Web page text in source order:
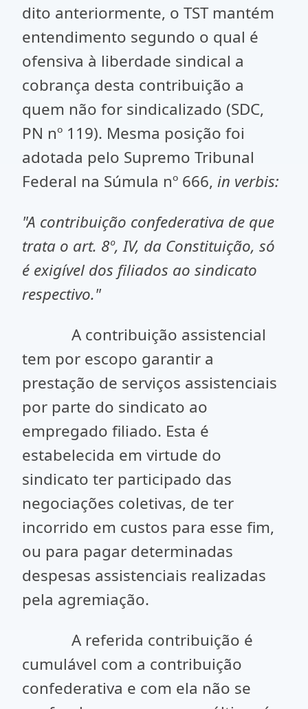
dito anteriormente, o TST mantém
entendimento segundo o qual é
ofensiva à liberdade sindical a
cobrança desta contribuição a
quem não for sindicalizado (SDC,
PN nº 119). Mesma posição foi
adotada pelo Supremo Tribunal
Federal na Súmula nº 666, in verbis:
"A contribuição confederativa de que
trata o art. 8º, IV, da Constituição, só
é exigível dos filiados ao sindicato
respectivo."
A contribuição assistencial
tem por escopo garantir a
prestação de serviços assistenciais
por parte do sindicato ao
empregado filiado. Esta é
estabelecida em virtude do
sindicato ter participado das
negociações coletivas, de ter
incorrido em custos para esse fim,
ou para pagar determinadas
despesas assistenciais realizadas
pela agremiação.
A referida contribuição é
cumulável com a contribuição
confederativa e com ela não se